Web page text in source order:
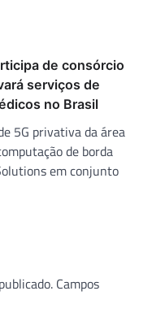
de consórcio
serviços de
no Brasil
5G privativa da área
de borda
em conjunto
Campos